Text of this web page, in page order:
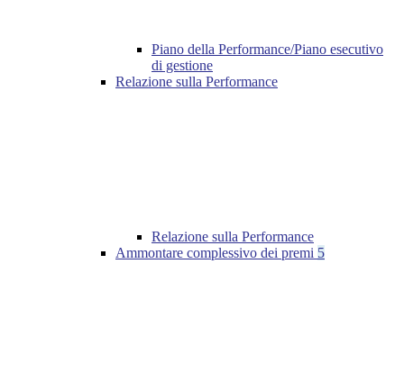
Piano della Performance/Piano esecutivo
di gestione
Relazione sulla Performance
Relazione sulla Performance
Ammontare complessivo dei premi 5